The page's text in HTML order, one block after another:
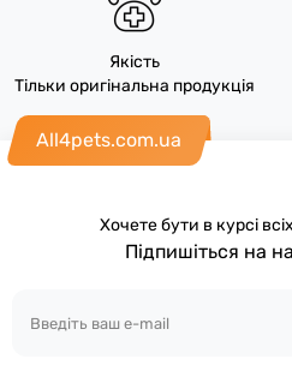
Якість
Тільки оригінальна продукція
All4pets.com.ua
Хочете бути в курсі
Підпишіться на